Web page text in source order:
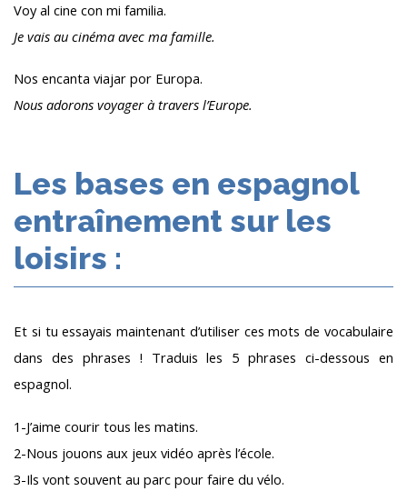
Voy al cine con mi familia.
Je vais au cinéma avec ma famille.
Nos encanta viajar por Europa.
Nous adorons voyager à travers l’Europe.
Les bases en espagnol
entraînement sur les
loisirs :
Et si tu essayais maintenant d’utiliser ces mots de vocabulaire
dans des phrases ! Traduis les 5 phrases ci-dessous en
espagnol.
1-J’aime courir tous les matins.
2-Nous jouons aux jeux vidéo après l’école.
3-Ils vont souvent au parc pour faire du vélo.